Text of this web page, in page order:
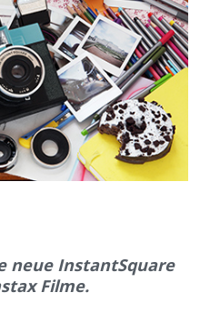
neue InstantSquare
Filme.